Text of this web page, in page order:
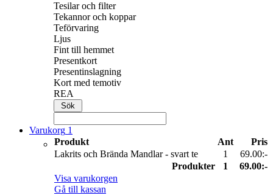
Tesilar och filter
Tekannor och koppar
Teförvaring
Ljus
Fint till hemmet
Presentkort
Presentinslagning
Kort med temotiv
REA
Varukorg 1
Produkt
Ant
Pris
Lakrits och Brända Mandlar - svart te
1
69.00:-
Produkter
1
69.00:-
Visa varukorgen
Gå till kassan